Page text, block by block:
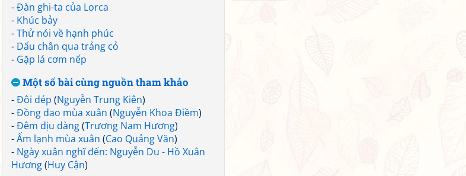
-Đàn ghi-ta của Lorca
- Khúc bảy
-Thử nói về hạnh phúc
- Dấu chân qua trảng cỏ
- Gặp lá cơm nếp
Một số bài cùng nguồn tham khảo
-Đôi dép (Nguyễn Trung Kiên)
-Đồng dao mùa xuân (Nguyễn Khoa Điềm)
-Đêm dịu dàng(Trương Nam Hương)
-Ấm lạnh mùa xuân (Cao Quảng Văn)
- Ngày xuân nghĩ đến: Nguyễn Du - Hồ Xuân
Hương(Huy Cận)